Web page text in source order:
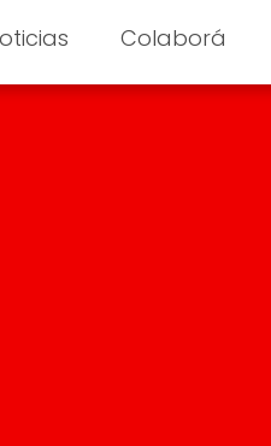
Colaborá